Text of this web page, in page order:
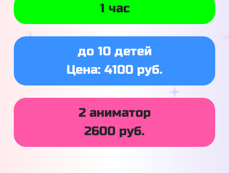
1 час
до 10 детей
Цена: 4100 руб.
2 аниматор
2600 руб.